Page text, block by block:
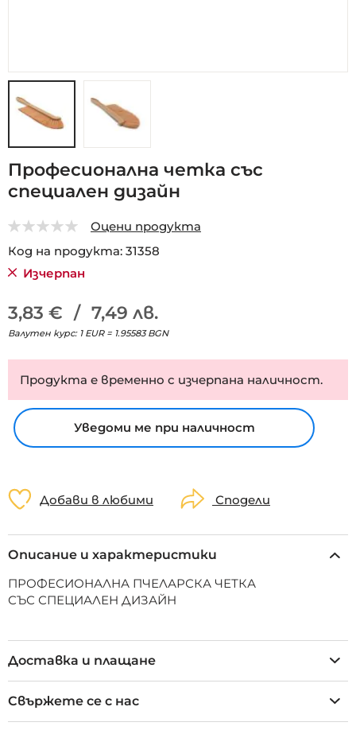
към
началото
галерия
снимки
Професионална четка със
специален дизайн
Оцени продукта
Код на продукта 31358
Изчерпан
3,83 € / 7,49 лв.
Валутен курс: 1 EUR = 1.95583 BGN
Продукта е временно с изчерпана наличност.
Уведоми ме при наличност
Добави в любими Сподели
Описание и характеристики
ПРОФЕСИОНАЛНА ПЧЕЛАРСКА ЧЕТКА
СЪС СПЕЦИАЛЕН ДИЗАЙН
Доставка и плащане
Свържете се с нас